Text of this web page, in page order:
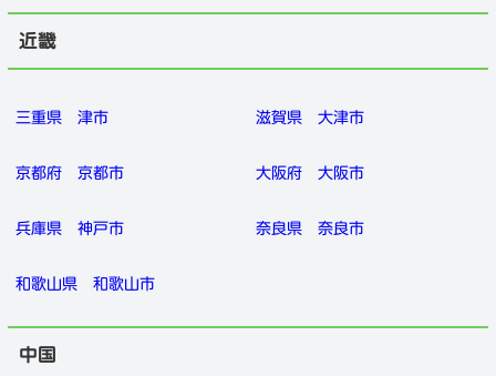
近畿
三重県 津市 滋賀県 大津市
京都府 京都市 大阪府 大阪市
兵庫県 神戸市 奈良県 奈良市
和歌山県 和歌山市
中国